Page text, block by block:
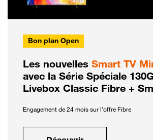
Bon plan Open
Les nouvelles Smart TV
avec la Série Spéciale
Livebox Classic Fibre +
Engagement de 24 mois sur l'offre Fibre